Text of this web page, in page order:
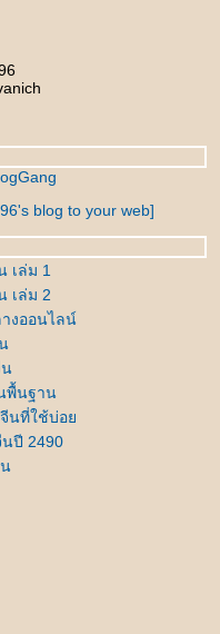
blog to your web]
เล่ม 1
เล่ม 2
งออนไลน์
น
พื้นฐาน
นที่ใช้บ่อ
ปี 2490